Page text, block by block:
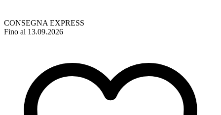
CONSEGNA EXPRESS
Fino al 13.09.2026